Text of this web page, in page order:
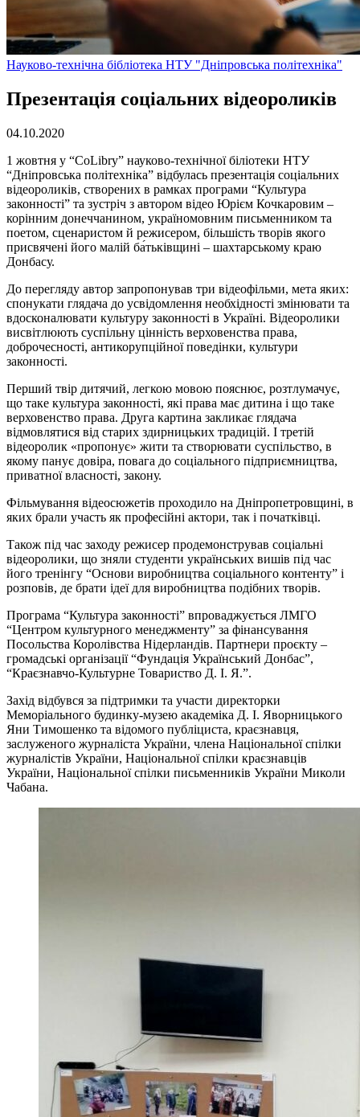
Науково-технічна бібліотека НТУ "Дніпровська політехніка"
Презентація соціальних відеороликів
04.10.2020
1 жовтня у “CoLibry” науково-технічнoї біліотеки НТУ
“Дніпровська політехніка” відбулась презентація соціальних
відеороликів, створених в рамках програми “Культура
законності” та зустріч з автором відео Юрієм Кочкаровим –
корінним донеччанином, україномовним письменником та
поетом, сценаристом й режисером, більшість творів якого
присвячені його малій ба́тьківщині – шахтарському краю
Донбасу.
До перегляду автор запропонував три відеофільми, мета яких:
спонукати глядача до усвідомлення необхідності змінювати та
вдосконалювати культуру законності в Україні. Відеоролики
висвітлюють суспільну цінність верховенства права,
доброчесності, антикорупційної поведінки, культури
законності.
Перший твір дитячий, легкою мовою пояснює, розтлумачує,
що таке культура законності, які права має дитина і що таке
верховенство права. Друга картина закликає глядача
відмовлятися від старих здирницьких традицій. І третій
відеоролик «пропонує» жити та створювати суспільство, в
якому панує довіра, повага до соціального підприємництва,
приватної власності, закону.
Фільмування відеосюжетів проходило на Дніпропетровщині, в
яких брали участь як професійні актори, так і початківці.
Також під час заходу режисер продемонстрував соціальні
відеоролики, що зняли студенти українських вишів під час
його тренінгу “Основи виробництва соціального контенту” і
розповів, де брати ідеї для виробництва подібних творів.
Програма “Культура законності” впроваджується ЛМГО
“Центром культурного менеджменту” за фінансування
Посольства Королівства Нідерландів. Партнери проєкту –
громадські організації “Фундація Український Донбас”,
“Краєзнавчо-Культурне Товариство Д. І. Я.”.
Захід відбувся за підтримки та участи директорки
Меморіального будинку-музею академіка Д. І. Яворницького
Яни Тимошенко та відомого публіциста, краєзнавця,
заслуженого журналіста України, члена Національної спілки
журналістів України, Національної спілки краєзнавців
України, Національної спілки письменників України Миколи
Чабана.